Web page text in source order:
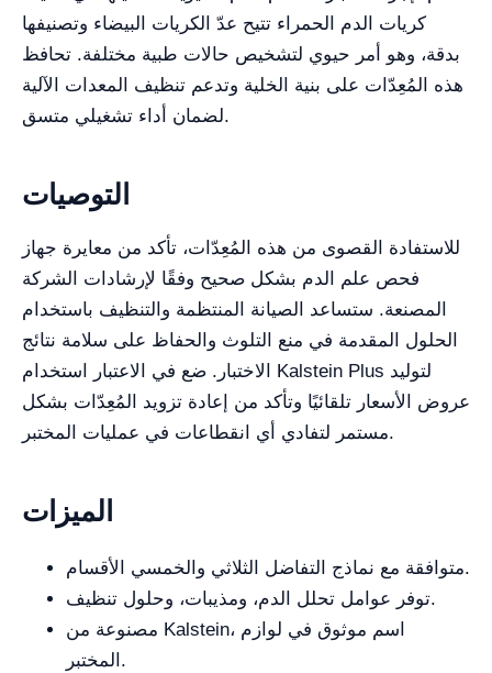
كريات الدم الحمراء تتيح عدّ الكريات البيضاء وتصنيفها
بدقة، وهو أمر حيوي لتشخيص حالات طبية مختلفة. تحافظ
هذه المُعِدّات على بنية الخلية وتدعم تنظيف المعدات الآلية
لضمان أداء تشغيلي متسق.
التوصيات
للاستفادة القصوى من هذه المُعِدّات، تأكد من معايرة جهاز
فحص علم الدم بشكل صحيح وفقًا لإرشادات الشركة
المصنعة. ستساعد الصيانة المنتظمة والتنظيف باستخدام
الحلول المقدمة في منع التلوث والحفاظ على سلامة نتائج
الاختبار. ضع في الاعتبار استخدام Kalstein Plus لتوليد
عروض الأسعار تلقائيًا وتأكد من إعادة تزويد المُعِدّات بشكل
مستمر لتفادي أي انقطاعات في عمليات المختبر.
الميزات
متوافقة مع نماذج التفاضل الثلاثي والخمسي الأقسام.
توفر عوامل تحلل الدم، ومذيبات، وحلول تنظيف.
مصنوعة من Kalstein، اسم موثوق في لوازم
المختبر.